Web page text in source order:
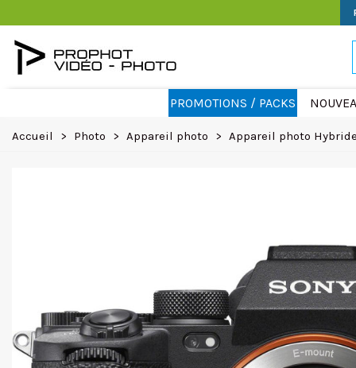
PROMOTIONS / PACKS
Accueil > Photo > Appareil photo > Appareil photo